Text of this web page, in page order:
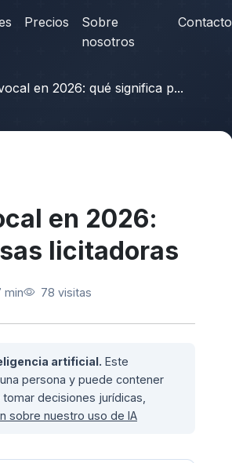
Precios
Sobre
nosotros
Contacto
en 2026: qué significa p...
en 2026:
licitadoras
min 78 visitas
artificial. Este
persona y puede contener
decisiones jurídicas,
sobre nuestro uso de IA